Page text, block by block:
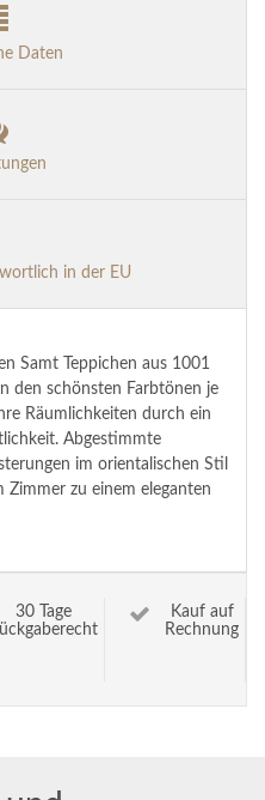
Daten
in der EU
Samt Teppichen aus 1001
den schönsten Farbtönen je
Räumlichkeiten durch ein
Abgestimmte
im orientalischen Stil
Zimmer zu einem eleganten
30 Tage
Kauf auf
Rechnung